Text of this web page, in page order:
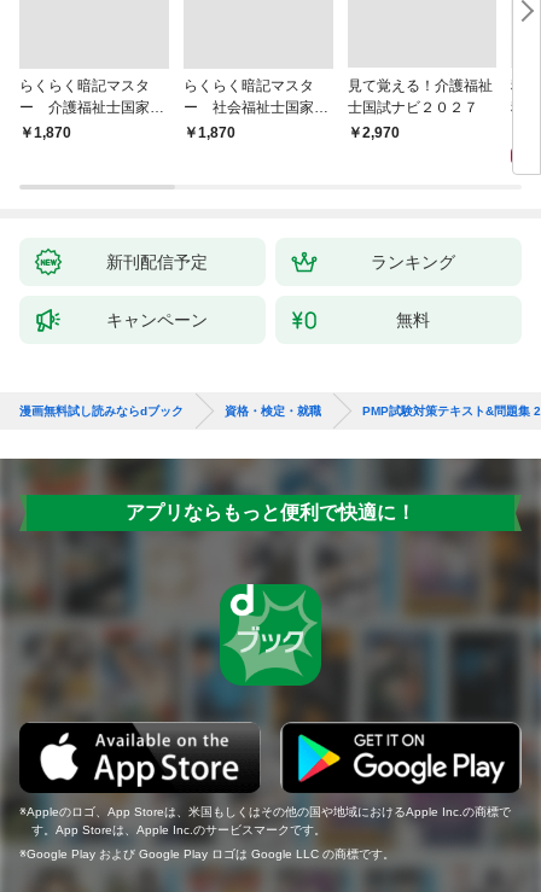
らくらく暗記マスタ
ー 介護福祉士国家試
験２０２７
￥1,870
らくらく暗記マスタ
ー 社会福祉士国家試
験２０２７
￥1,870
見て覚える！介護福祉
士国試ナビ２０２７
￥2,970
税
税
新刊配信予定 ランキング
キャンペーン 無料
漫画無料試し読みならdブック 資格・検定・就職 PMP試験対策テキスト&問題集
アプリならもっと便利で快適に！
Appleのロゴ、App Storeは、米国もしくはその他の国や地域におけるApple Inc.の商標で
す。App Storeは、Apple Inc.のサービスマークです。
Google Play および Google Play ロゴは Google LLC の商標です。